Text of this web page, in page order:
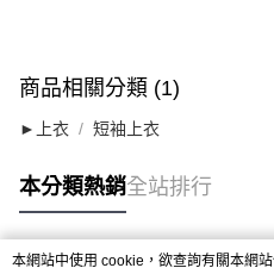
商品相關分類 (1)
►上衣 短袖上衣
本分類熱銷全站排行
本網站中使用 cookie，欲查詢有關本網